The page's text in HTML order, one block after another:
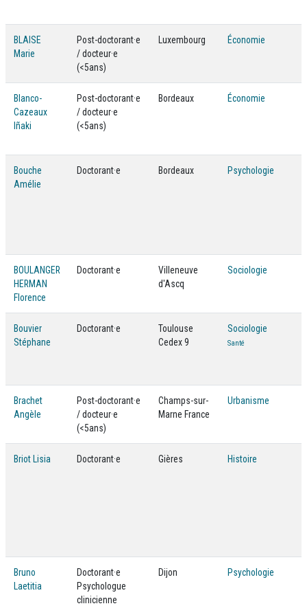
BLAISE
Marie
Post-doctorant·e
/ docteur·e
(<5ans)
Luxembourg Économie
Blanco-
Cazeaux
Iñaki
Post-doctorant·e
/ docteur·e
(<5ans)
Bordeaux Économie
Bouche
Amélie
Doctorant·e Bordeaux Psychologie
BOULANGER
HERMAN
Florence
Doctorant·e
Villeneuve
d'Ascq
Sociologie
Bouvier
Stéphane
Doctorant·e
Toulouse
Cedex 9
Sociologie
Santé
Brachet
Angèle
Post-doctorant·e
/ docteur·e
(<5ans)
Champs-sur-
Marne France
Urbanisme
Briot Lisia Doctorant·e Gières Histoire
Bruno
Laetitia
Doctorant·e
Psychologue
clinicienne
Dijon Psychologie